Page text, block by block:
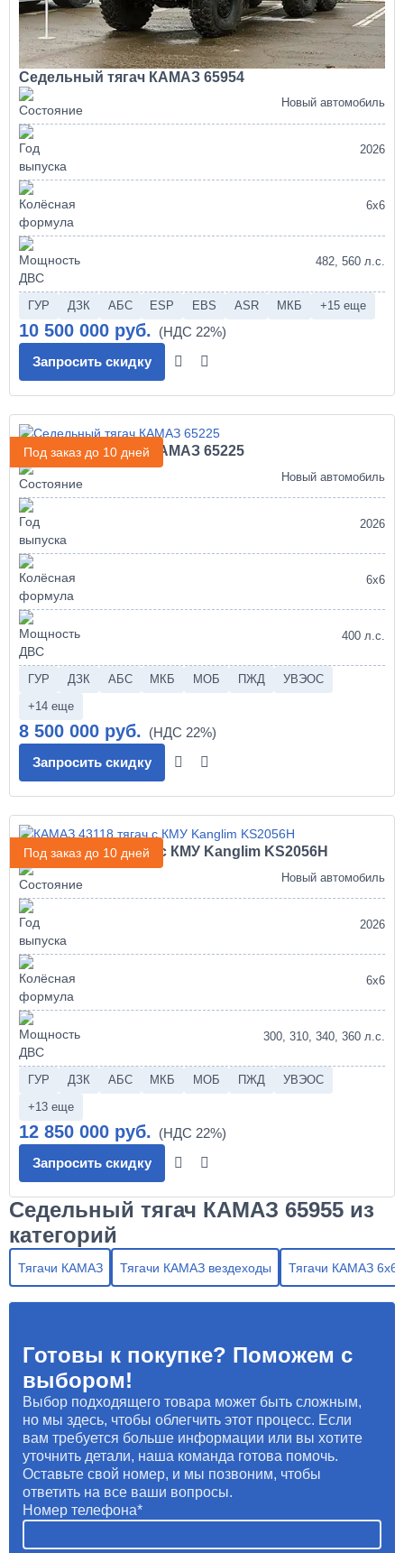
Седельный тягач КАМАЗ 65954
Новый автомобиль
2026
6х6
482, 560 л.с.
ГУР ДЗК АБС ESP EBS ASR МКБ +15 еще
10 500 000 руб.
Запросить скидку
Под заказ до 10 дней
Седельный тягач КАМАЗ 65225
Новый автомобиль
2026
6х6
400 л.с.
ГУР ДЗК АБС МКБ МОБ ПЖД
УВЭОС
+14 еще
8 500 000 руб.
Запросить скидку
Под заказ до 10 дней
КАМАЗ 43118 тягач с КМУ Kanglim KS2056H
Новый автомобиль
2026
6х6
300, 310, 340, 360 л.с.
ГУР ДЗК АБС МКБ МОБ ПЖД
УВЭОС
+13 еще
12 850 000 руб.
Запросить скидку
Седельный тягач КАМАЗ 65955 из
категорий
Тягачи КАМАЗ Тягачи КАМАЗ вездеходы Тягачи КАМАЗ 6х6
Готовы к покупке? Поможем с
выбором!
Выбор подходящего товара может быть сложным,
но мы здесь, чтобы облегчить этот процесс. Если
вам требуется больше информации или вы хотите
уточнить детали, наша команда готова помочь.
Оставьте свой номер, и мы позвоним, чтобы
ответить на все ваши вопросы.
Номер телефона